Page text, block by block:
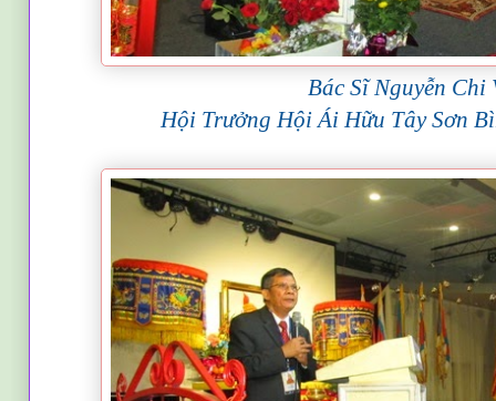
Bác Sĩ Nguyễn Chi
Hội Trưởng Hội Ái Hữu Tây Sơn